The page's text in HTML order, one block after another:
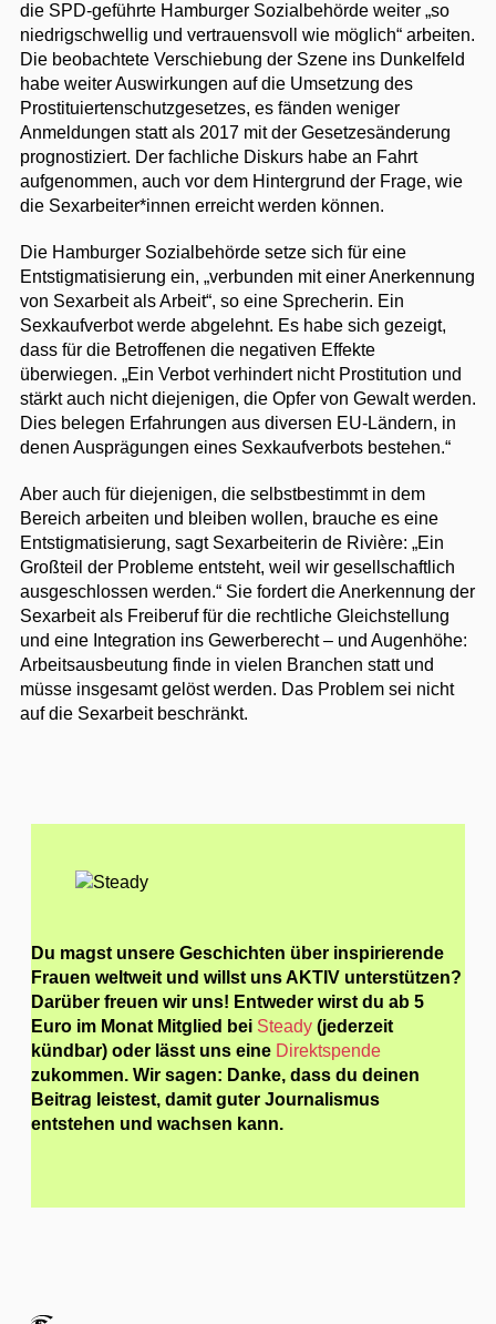
die SPD-geführte Hamburger Sozialbehörde weiter „so
niedrigschwellig und vertrauensvoll wie möglich“ arbeiten.
Die beobachtete Verschiebung der Szene ins Dunkelfeld
habe weiter Auswirkungen auf die Umsetzung des
Prostituiertenschutzgesetzes, es fänden weniger
Anmeldungen statt als 2017 mit der Gesetzesänderung
prognostiziert. Der fachliche Diskurs habe an Fahrt
aufgenommen, auch vor dem Hintergrund der Frage, wie
die Sexarbeiter*innen erreicht werden können.
Die Hamburger Sozialbehörde setze sich für eine
Entstigmatisierung ein, „verbunden mit einer Anerkennung
von Sexarbeit als Arbeit“, so eine Sprecherin. Ein
Sexkaufverbot werde abgelehnt. Es habe sich gezeigt,
dass für die Betroffenen die negativen Effekte
überwiegen. „Ein Verbot verhindert nicht Prostitution und
stärkt auch nicht diejenigen, die Opfer von Gewalt werden.
Dies belegen Erfahrungen aus diversen EU-Ländern, in
denen Ausprägungen eines Sexkaufverbots bestehen.“
Aber auch für diejenigen, die selbstbestimmt in dem
Bereich arbeiten und bleiben wollen, brauche es eine
Entstigmatisierung, sagt Sexarbeiterin de Rivière: „Ein
Großteil der Probleme entsteht, weil wir gesellschaftlich
ausgeschlossen werden.“ Sie fordert die Anerkennung der
Sexarbeit als Freiberuf für die rechtliche Gleichstellung
und eine Integration ins Gewerberecht – und Augenhöhe:
Arbeitsausbeutung finde in vielen Branchen statt und
müsse insgesamt gelöst werden. Das Problem sei nicht
auf die Sexarbeit beschränkt.
Du magst unsere Geschichten über inspirierende
Frauen weltweit und willst uns AKTIV unterstützen?
Darüber freuen wir uns! Entweder wirst du ab 5
Euro im Monat Mitglied bei Steady (jederzeit
kündbar) oder lässt uns eine Direktspende
zukommen. Wir sagen: Danke, dass du deinen
Beitrag leistest, damit guter Journalismus
entstehen und wachsen kann.